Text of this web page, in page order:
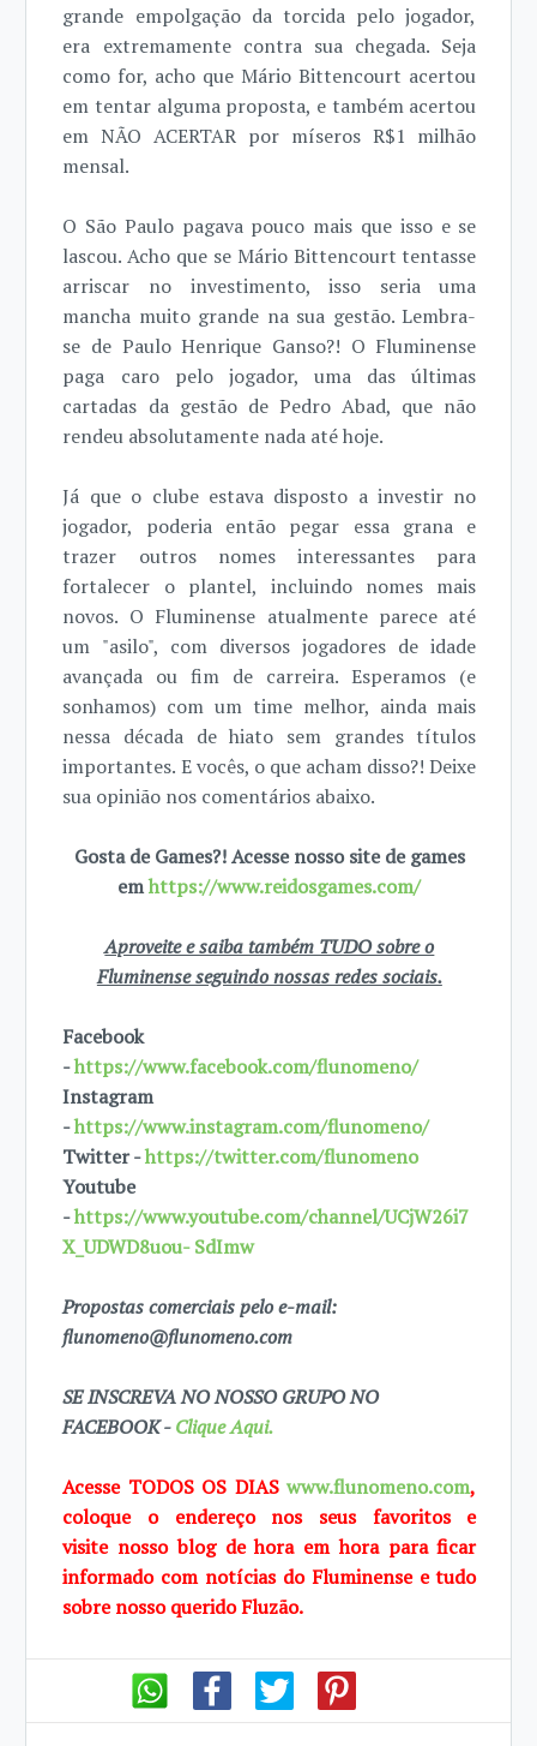
grande empolgação da torcida pelo jogador,
era extremamente contra sua chegada. Seja
como for, acho que Mário Bittencourt acertou
em tentar alguma proposta, e também acertou
em NÃO ACERTAR por míseros R$1 milhão
mensal.
O São Paulo pagava pouco mais que isso e se
lascou. Acho que se Mário Bittencourt tentasse
arriscar no investimento, isso seria uma
mancha muito grande na sua gestão. Lembra-
se de Paulo Henrique Ganso?! O Fluminense
paga caro pelo jogador, uma das últimas
cartadas da gestão de Pedro Abad, que não
rendeu absolutamente nada até hoje.
Já que o clube estava disposto a investir no
jogador, poderia então pegar essa grana e
trazer outros nomes interessantes para
fortalecer o plantel, incluindo nomes mais
novos. O Fluminense atualmente parece até
um "asilo", com diversos jogadores de idade
avançada ou fim de carreira. Esperamos (e
sonhamos) com um time melhor, ainda mais
nessa década de hiato sem grandes títulos
importantes. E vocês, o que acham disso?! Deixe
sua opinião nos comentários abaixo.
Gosta de Games?! Acesse nosso site de games
emhttps://www.reidosgames.com/
Aproveite e saiba também TUDO sobre o
Fluminense seguindo nossas redes sociais.
Facebook
-https://www.facebook.com/flunomeno/
Instagram
-https://www.instagram.com/flunomeno/
Twitter -https://twitter.com/flunomeno
Youtube
-https://www.youtube.com/channel/UCjW26i7
X_UDWD8uou- SdImw
Propostas comerciais pelo e-mail:
flunomeno@flunomeno.com
SE INSCREVA NO NOSSO GRUPO NO
FACEBOOK -Clique Aqui.
Acesse TODOS OS DIASwww.flunomeno.com,
coloque o endereço nos seus favoritos e
visite nosso blog de hora em hora para ficar
informado com notícias do Fluminense e tudo
sobrenosso querido Fluzão.